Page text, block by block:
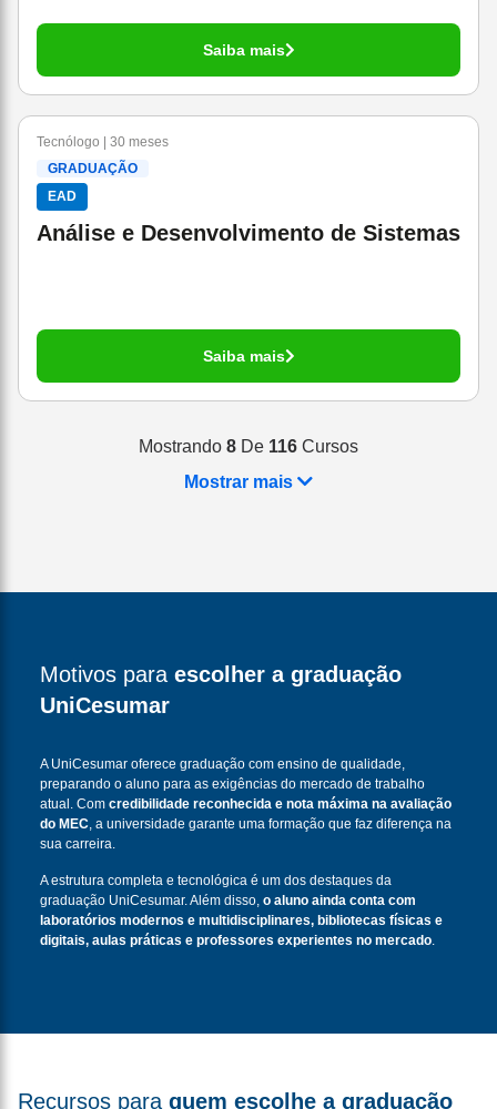
Saiba mais
Tecnólogo | 30 meses
GRADUAÇÃO
EAD
Análise e Desenvolvimento de Sistemas
Saiba mais
Mostrando 8 De 116 Cursos
Mostrar mais
Motivos para escolher a graduação
UniCesumar
A UniCesumar oferece graduação com ensino de qualidade,
preparando o aluno para as exigências do mercado de trabalho
atual. Com credibilidade reconhecida e nota máxima na avaliação
do MEC, a universidade garante uma formação que faz diferença na
sua carreira.
A estrutura completa e tecnológica é um dos destaques da
graduação UniCesumar. Além disso, o aluno ainda conta com
laboratórios modernos e multidisciplinares, bibliotecas físicas e
digitais, aulas práticas e professores experientes no mercado.
Recursos para quem escolhe a graduação